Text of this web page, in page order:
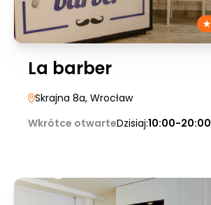
La barber
Skrajna 8a, Wrocław
Wkrótce otwarteDzisiaj:10:00-20:00